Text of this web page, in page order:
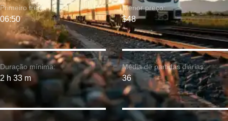
Duração mínima:
2 h 33 m
Primeiro trem:
06:50
Menor preço:
$48
Média de partidas diárias:
36